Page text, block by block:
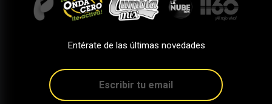
Entérate de las últimas novedades